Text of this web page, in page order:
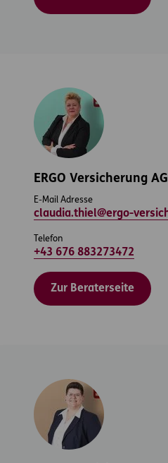
ERGO Versicherung
E-Mail Adresse
claudia.thiel@ergo-
Telefon
+43 676 883273472
Zur Beraterseite